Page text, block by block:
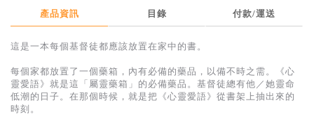
暢銷榜
中文二手書
英文二手書
精選英文書
產品資訊 目錄 付款/運送
這是一本每個基督徒都應該放置在家中的書。
每個家都放置了一個藥箱，內有必備的藥品，以備不時之需。《心
靈愛語》就是這「屬靈藥箱」的必備藥品。基督徒總有他／她靈命
低潮的日子。在那個時候，就是把《心靈愛語》從書架上抽出來的
時刻。